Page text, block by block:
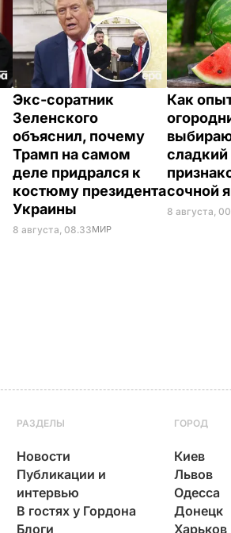
Экс-соратник
Зеленского
объяснил, почему
Трамп на самом
деле придрался к
костюму президента
Украины
8 августа, 08.33МИР
Как
сочной
8 августа,
РАЗДЕЛЫ
Новости
Публикации и
интервью
В гостях у Гордона
Блоги
ГОРОД
Киев
Львов
Одесса
Донецк
Харьков